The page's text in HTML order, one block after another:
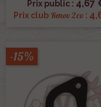
Prix public : 4,67
Prix club Renov 2cv:
-15%